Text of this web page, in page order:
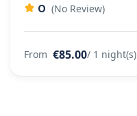
0 (No Review)
From €85.00/ 1 night(s)